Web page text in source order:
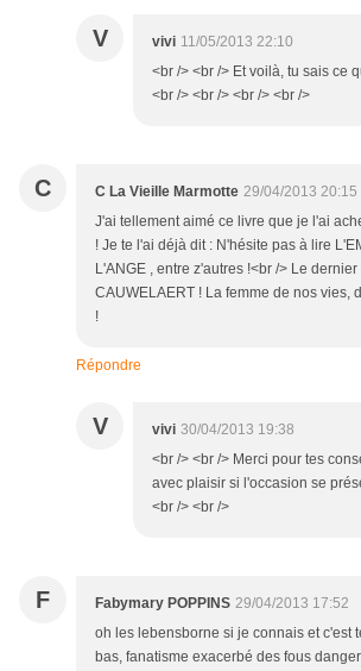
V vivi 11/05/2013 22:10
<br /> <br /> Et voilà, tu sais ce
<br /> <br /> <br /> <br />
C C La Vieille Marmotte 29/04/2013 20:15
J'ai tellement aimé ce livre que je l'ai
! Je te l'ai déjà dit : N'hésite pas à lire
L'ANGE , entre z'autres !<br /> Le
CAUWELAERT ! La femme de nos vies,
!
Répondre
V vivi 30/04/2013 19:38
<br /> <br /> Merci pour tes
avec plaisir si l'occasion se
<br /> <br />
F Fabymary POPPINS 29/04/2013 17:52
oh les lebensborne si je connais et c'est
bas, fanatisme exacerbé des fous